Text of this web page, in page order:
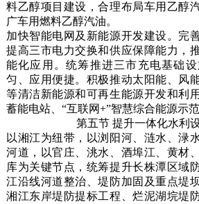
料乙醇项目建设，合理布局车用乙醇
广车用燃料乙醇汽油。
加快智能电网及新能源开发建设。完
提高三市电力交换和供应保障能力，
能化应用。统筹推进三市充电基础
匀、应用便捷。积极推动太阳能、风
等清洁新能源和可再生能源开发和利
蓄能电站、“互联网+”智慧综合能源示范
第五节 提升一体化水利
以湘江为纽带，以浏阳河、涟水、渌
河道，以官庄、洮水、酒埠江、黄材
库为关键节点，统筹提升长株潭区域
江沿线河道整治、堤防加固及重点堤
湘江东岸堤防提标工程、烂泥湖垸堤